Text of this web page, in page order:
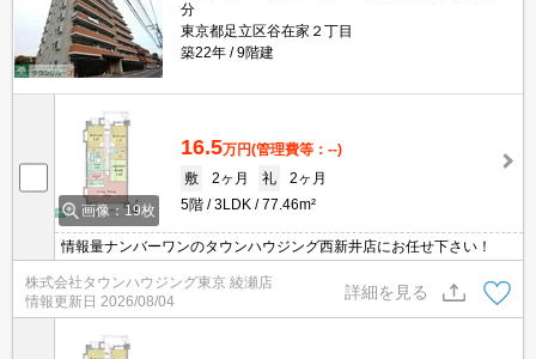
分
東京都足立区谷在家２丁目
築22年
9階建
画像：19枚
16.5万円(管理費等：--)
敷
2ヶ月 礼
2ヶ月
5階
3LDK 77.46m²
情報量ナンバーワンのタウンハウジング西新井店にお任せ下さい！
株式会社タウンハウジング東京 綾瀬店
情報更新日 2026/08/04
詳細を見る